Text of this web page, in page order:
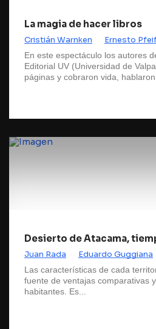
La magia de hacer libros
Cristián Warnken Ernesto
En este espectáculo los autores
Editorial UV (Universidad de
páginas y cobraron vida,
Desierto de Atacama,
Juan Rada Eduardo Guggiana
Las características de cada
fuente de ventajas comparativas
habitantes. Es...